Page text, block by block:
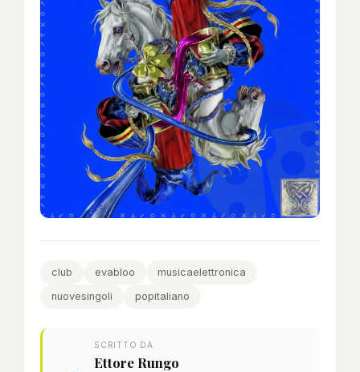
club evabloo
musicaelettronica
nuovesingoli
popitaliano
SCRITTO DA
Ettore Rungo